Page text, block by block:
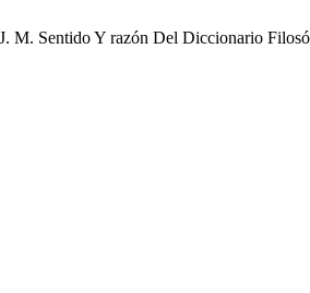
M. Sentido Y razón Del Diccionario